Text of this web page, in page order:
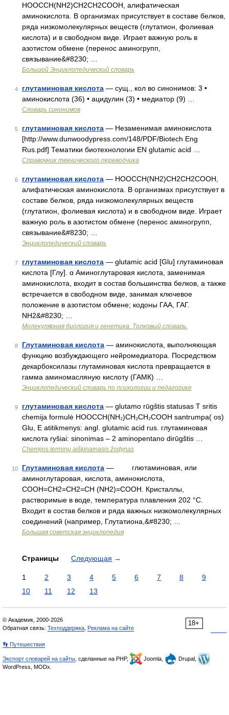
HOOCCH(NH2)CH2CH2COOH, алифатическая
аминокислота. В организмах присутствует в составе белков,
ряда низкомолекулярных веществ (глутатион, фолиевая
кислота) и в свободном виде. Играет важную роль в
азотистом обмене (перенос аминогрупп,
связывание&#8230; …
Большой Энциклопедический словарь
4 глутаминовая кислота — сущ., кол во синонимов: 3 •
аминокислота (36) • ацидулин (3) • медиатор (9) …
Словарь синонимов
5 глутаминовая кислота — Незаменимая аминокислота
[http://www.dunwoodypress.com/148/PDF/Biotech Eng
Rus.pdf] Тематики биотехнологии EN glutamic acid …
Справочник технического переводчика
6 глутаминовая кислота — HOOCCH(NH2)CH2CH2COOH,
алифатическая аминокислота. В организмах присутствует в
составе белков, ряда низкомолекулярных веществ
(глутатион, фолиевая кислота) и в свободном виде. Играет
важную роль в азотистом обмене (перенос аминогрупп,
связывание&#8230; …
Энциклопедический словарь
7 глутаминовая кислота — glutamic acid [Glu] глутаминовая
кислота [Глу]. α Аминоглутаровая кислота, заменимая
аминокислота, входит в состав большинства белков, а также
встречается в свободном виде, занимая ключевое
положение в азотистом обмене; кодоны ГАА, ГАГ.
NH2&#8230; …
Молекулярная биология и генетика. Толковый словарь.
8 Глутаминовая кислота — аминокислота, выполняющая
функцию возбуждающего нейромедиатора. Посредством
декарбоксилазы глутаминовая кислота превращается в
гамма аминомасляную кислоту (ГАМК) …
Энциклопедический словарь по психологии и педагогике
9 глутаминовая кислота — glutamo rūgštis statusas T sritis
chemija formulė HOOCCH(NH₂)CH₂CH₂COOH santrumpa( os)
Glu, E atitikmenys: angl. glutamic acid rus. глутаминовая
кислота ryšiai: sinonimas – 2 aminopentano dirūgštis …
Chemijos terminų aiškinamasis žodynas
10 Глутаминовая кислота — глютаминовая, или
аминоглутаровая, кислота, аминокислота,
COOH=CH2=CH2=CH (NH2)=COOH. Кристаллы,
растворимые в воде, температура плавления 202 °С.
Входит в состав белков и ряда важных низкомолекулярных
соединений (например, Глутатиона,&#8230; …
Большая советская энциклопедия
Страницы Следующая →
1 2 3 4 5 6 7 8
9
10
11 12 13
18+
© Академик, 2000-2026
Обратная связь: Техподдержка Реклама на сайте
👣 Путешествия
Экспорт словарей на сайты , сделанные на PHP, Joomla,
Drupal,
WordPress, MODx.